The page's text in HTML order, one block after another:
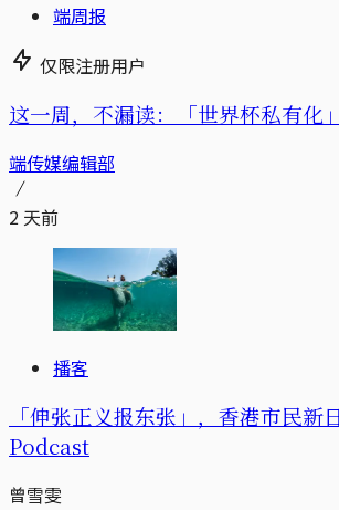
端周报
仅限注册用户
这一周，不漏读：「世界杯私有化
端传媒编辑部
2 天前
播客
「伸张正义报东张」，香港市民新
Podcast
曾雪雯